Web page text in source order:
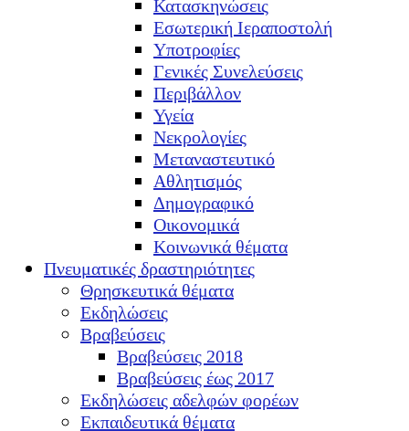
Κατασκηνώσεις
Εσωτερική Ιεραποστολή
Υποτροφίες
Γενικές Συνελεύσεις
Περιβάλλον
Υγεία
Νεκρολογίες
Μεταναστευτικό
Αθλητισμός
Δημογραφικό
Οικονομικά
Κοινωνικά θέματα
Πνευματικές δραστηριότητες
Θρησκευτικά θέματα
Εκδηλώσεις
Βραβεύσεις
Βραβεύσεις 2018
Βραβεύσεις έως 2017
Εκδηλώσεις αδελφών φορέων
Εκπαιδευτικά θέματα